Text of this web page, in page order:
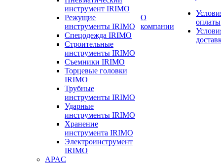
инструмент IRIMO
Режущие
инструменты IRIMO
Спецодежда IRIMO
Строительные
инструменты IRIMO
Съемники IRIMO
Торцевые головки
IRIMO
Трубные
инструменты IRIMO
Ударные
инструменты IRIMO
Хранение
инструмента IRIMO
Электроинструмент
IRIMO
APAC
О
компании
оплаты